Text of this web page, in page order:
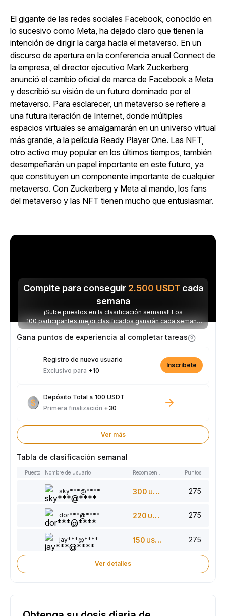
El gigante de las redes sociales Facebook, conocido en
lo sucesivo como Meta, ha dejado claro que tienen la
intención de dirigir la carga hacia el metaverso. En un
discurso de apertura en la conferencia anual Connect de
la empresa, el director ejecutivo Mark Zuckerberg
anunció el cambio oficial de marca de Facebook a Meta
y describió su visión de un futuro dominado por el
metaverso. Para esclarecer, un metaverso se refiere a
una futura iteración de Internet, donde múltiples
espacios virtuales se amalgamarán en un universo virtual
más grande, a la película Ready Player One. Las NFT,
otro activo muy popular en los últimos tiempos, también
desempeñarán un papel importante en este futuro, ya
que constituyen un componente importante de cualquier
metaverso. Con Zuckerberg y Meta al mando, los fans
del metaverso y las NFT tienen mucho que entusiasmar.
Compite para conseguir 2.500 USDT cada
semana
¡Sube puestos en la clasificación semanal! Los
100 participantes mejor clasificados ganarán cada semana
parte de los 2.500 USDT disponibles.
Gana puntos de experiencia al completar tareas
Registro de nuevo usuario
Exclusivo para +10
Inscríbete
Depósito Total ≥ 100 USDT
Primera finalización +30
Ver más
Tabla de clasificación semanal
Puesto Nombre de usuario Puntos
sky***@**** 300 USDT 275
dor***@**** 220 USDT 275
jay***@**** 150 USDT 275
Ver detalles